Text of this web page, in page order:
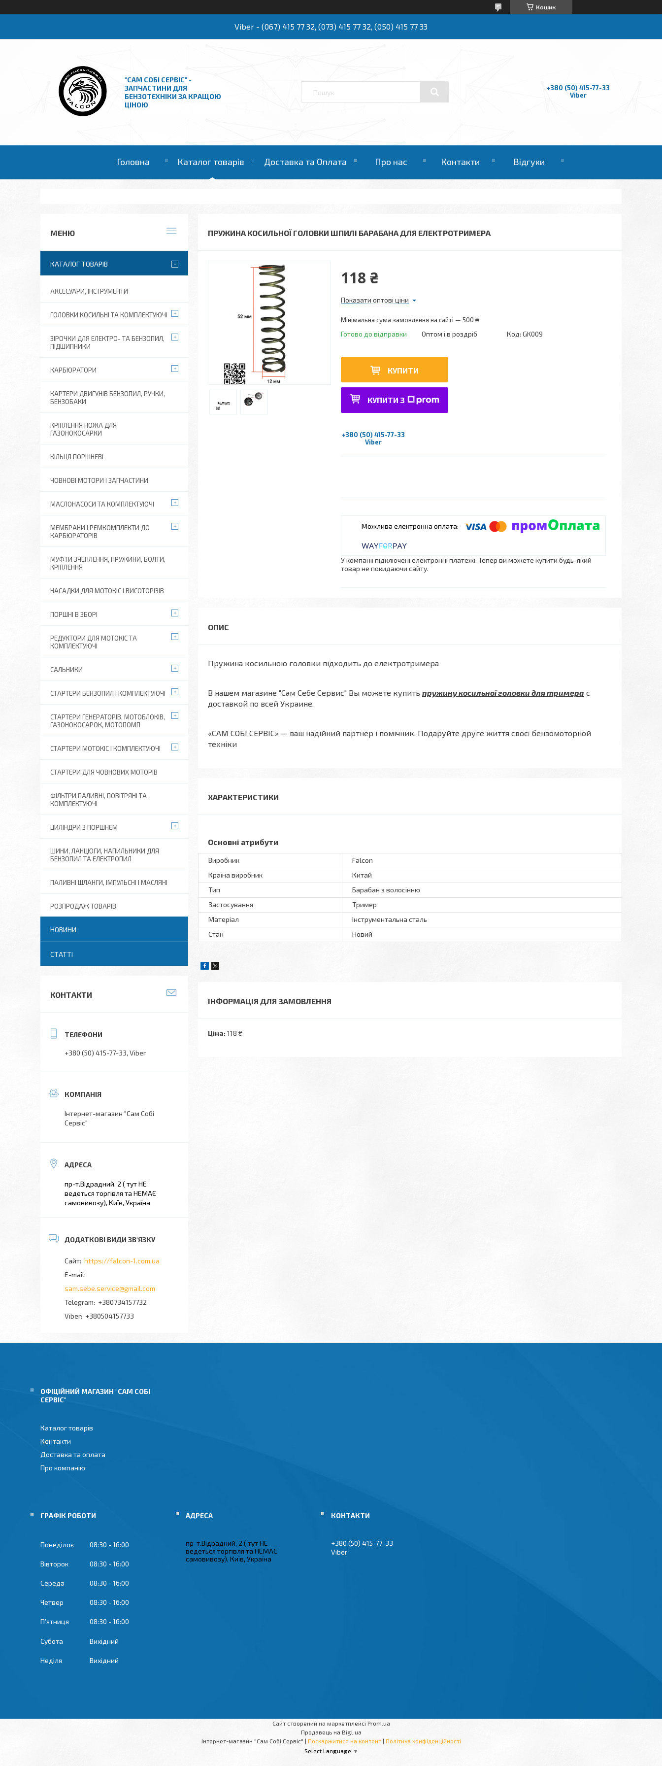
Кошик
Viber - (067) 415 77 32, (073) 415 77 32, (050) 415 77 33
"САМ СОБІ СЕРВІС" -
ЗАПЧАСТИНИ ДЛЯ
БЕНЗОТЕХНІКИ ЗА КРАЩОЮ
ЦІНОЮ
+380 (50) 415-77-33
Viber
Головна Каталог товарів Доставка та Оплата Про нас Контакти Відгуки
ПРУЖИНА КОСИЛЬНОЇ ГОЛОВКИ ШПИЛІ БАРАБАНА ДЛЯ ЕЛЕКТРОТРИМЕРА
118 ₴
Показати оптові ціни
Мінімальна сума замовлення на сайті — 500 ₴
Готово до відправки Оптом і в роздріб Код: GK009
КУПИТИ
КУПИТИ З
+380 (50) 415-77-33
Viber
У компанії підключені електронні платежі. Тепер ви можете купити будь-який
товар не покидаючи сайту.
Пружина косильною головки підходить до електротримера
В нашем магазине "Сам Себе Сервис" Вы можете купить пружину косильної головки для тримера с
доставкой по всей Украине.
«САМ СОБІ СЕРВІС» — ваш надійний партнер і помічник. Подаруйте друге життя своєї бензомоторной
техніки
ХАРАКТЕРИСТИКИ
Основні атрибути
Виробник
Falcon
Країна виробник
Китай
Тип
Барабан з волосінню
Застосування
Тример
Матеріал
Інструментальна сталь
Стан
Новий
ІНФОРМАЦІЯ ДЛЯ ЗАМОВЛЕННЯ
Ціна: 118 ₴
КАТАЛОГ ТОВАРІВ
АКСЕСУАРИ, ІНСТРУМЕНТИ
ГОЛОВКИ КОСИЛЬНІ ТА КОМПЛЕКТУЮЧІ
ЗІРОЧКИ ДЛЯ ЕЛЕКТРО- ТА БЕНЗОПИЛ,
ПІДШИПНИКИ
КАРБЮРАТОРИ
КАРТЕРИ ДВИГУНІВ БЕНЗОПИЛ, РУЧКИ,
БЕНЗОБАКИ
КРІПЛЕННЯ НОЖА ДЛЯ
ГАЗОНОКОСАРКИ
КІЛЬЦЯ ПОРШНЕВІ
ЧОВНОВІ МОТОРИ І ЗАПЧАСТИНИ
МАСЛОНАСОСИ ТА КОМПЛЕКТУЮЧІ
МЕМБРАНИ І РЕМКОМПЛЕКТИ ДО
КАРБЮРАТОРІВ
МУФТИ ЗЧЕПЛЕННЯ, ПРУЖИНИ, БОЛТИ,
КРІПЛЕННЯ
НАСАДКИ ДЛЯ МОТОКІС І ВИСОТОРІЗІВ
ПОРШНІ В ЗБОРІ
РЕДУКТОРИ ДЛЯ МОТОКІС ТА
КОМПЛЕКТУЮЧІ
САЛЬНИКИ
СТАРТЕРИ БЕНЗОПИЛ І КОМПЛЕКТУЮЧІ
СТАРТЕРИ ГЕНЕРАТОРІВ, МОТОБЛОКІВ,
ГАЗОНОКОСАРОК, МОТОПОМП
СТАРТЕРИ МОТОКІС І КОМПЛЕКТУЮЧІ
СТАРТЕРИ ДЛЯ ЧОВНОВИХ МОТОРІВ
ФІЛЬТРИ ПАЛИВНІ, ПОВІТРЯНІ ТА
КОМПЛЕКТУЮЧІ
ЦИЛІНДРИ З ПОРШНЕМ
ШИНИ, ЛАНЦЮГИ, НАПИЛЬНИКИ ДЛЯ
БЕНЗОПИЛ ТА ЕЛЕКТРОПИЛ
ПАЛИВНІ ШЛАНГИ, ІМПУЛЬСНІ І МАСЛЯНІ
РОЗПРОДАЖ ТОВАРІВ
НОВИНИ
СТАТТІ
КОНТАКТИ
+380 (50) 415-77-33 Viber
Інтернет-магазин "Сам Собі
Сервіс"
пр-т.Відрадний, 2 ( тут НЕ
ведеться торгівля та НЕМАЄ
самовивозу), Київ, Україна
https://falcon-1.com.ua
sam.sebe.service@gmail.com
+380734157732
+380504157733
ОФІЦІЙНИЙ МАГАЗИН "САМ СОБІ
СЕРВІС"
Каталог товарів
Контакти
Доставка та оплата
Про компанію
ГРАФІК РОБОТИ
Понеділок 08:30 16:00
Вівторок 08:30 16:00
Середа 08:30 16:00
Четвер 08:30 16:00
Пʼятниця 08:30 16:00
Субота Вихідний
Неділя Вихідний
пр-т.Відрадний, 2 ( тут НЕ
ведеться торгівля та НЕМАЄ
самовивозу), Київ, Україна
+380 (50) 415-77-33
Viber
Сайт створений на маркетплейсі Prom.ua
Продавець на Bigl.ua
Інтернет-магазин "Сам Собі Сервіс" | Поскаржитися на контент | Політика конфіденційності
Select Language ▼